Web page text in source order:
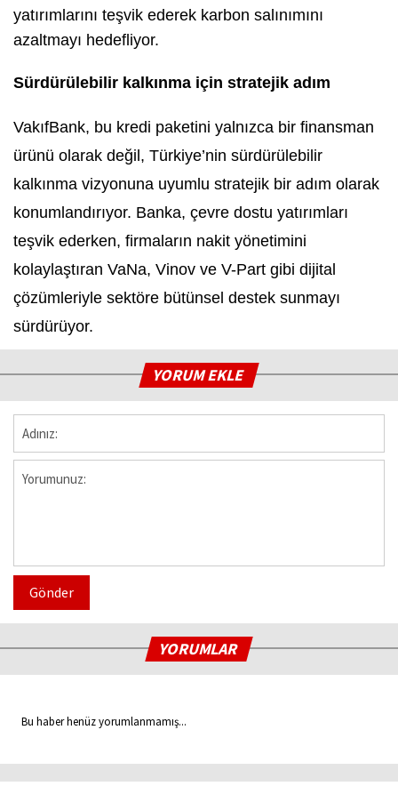
yatırımlarını teşvik ederek karbon salınımını
azaltmayı hedefliyor.
Sürdürülebilir kalkınma için stratejik adım
VakıfBank, bu kredi paketini yalnızca bir finansman
ürünü olarak değil, Türkiye’nin sürdürülebilir
kalkınma vizyonuna uyumlu stratejik bir adım olarak
konumlandırıyor. Banka, çevre dostu yatırımları
teşvik ederken, firmaların nakit yönetimini
kolaylaştıran VaNa, Vinov ve V-Part gibi dijital
çözümleriyle sektöre bütünsel destek sunmayı
sürdürüyor.
YORUM EKLE
Gönder
YORUMLAR
Bu haber henüz yorumlanmamış...